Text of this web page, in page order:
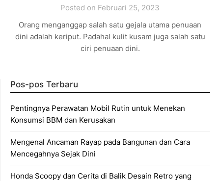
Posted on Februari 25, 2023
Orang menganggap salah satu gejala utama penuaan
dini adalah keriput. Padahal kulit kusam juga salah satu
ciri penuaan dini.
Pos-pos Terbaru
Pentingnya Perawatan Mobil Rutin untuk Menekan
Konsumsi BBM dan Kerusakan
Mengenal Ancaman Rayap pada Bangunan dan Cara
Mencegahnya Sejak Dini
Honda Scoopy dan Cerita di Balik Desain Retro yang